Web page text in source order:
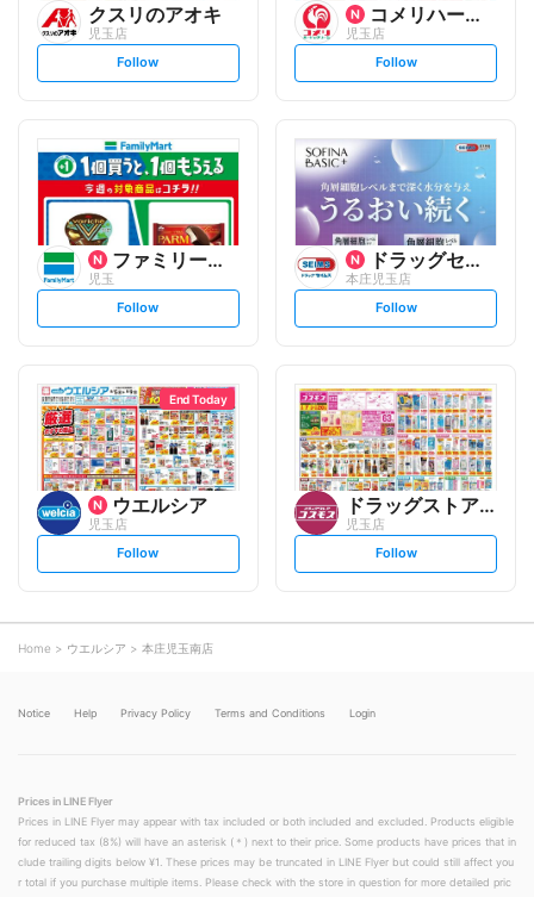
クスリのアオキ
児玉店
s
t
l
o
w
Follow
コメリハード&グリーン
児玉店
s
t
l
o
w
Follow
ファミリーマート
児玉
s
t
l
o
w
Follow
ドラッグセイムス
本庄児玉店
s
t
l
o
w
Follow
End Today
ウエルシア
児玉店
s
t
o
w
Follow
ドラッグストアコスモス
児玉店
s
t
Follow
Home ウエルシア 本庄児玉南店
Notice Help Privacy Policy Terms and Conditions Login
Prices in LINE Flyer
Prices in LINE Flyer may appear with tax included or both included and excluded. Products eligible
for reduced tax (8%) will have an asterisk (＊) next to their price. Some products have prices that in
clude trailing digits below ¥1. These prices may be truncated in LINE Flyer but could still affect you
r total if you purchase multiple items. Please check with the store in question for more detailed pric